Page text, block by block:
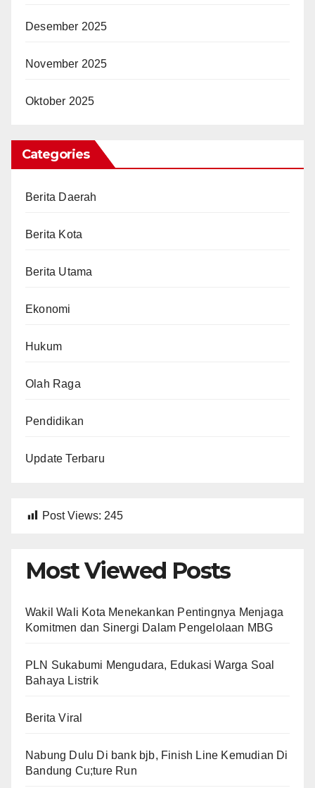
Desember 2025
November 2025
Oktober 2025
Categories
Berita Daerah
Berita Kota
Berita Utama
Ekonomi
Hukum
Olah Raga
Pendidikan
Update Terbaru
Post Views: 245
Most Viewed Posts
Wakil Wali Kota Menekankan Pentingnya Menjaga
Komitmen dan Sinergi Dalam Pengelolaan MBG
PLN Sukabumi Mengudara, Edukasi Warga Soal
Bahaya Listrik
Berita Viral
Nabung Dulu Di bank bjb, Finish Line Kemudian Di
Bandung Cu;ture Run